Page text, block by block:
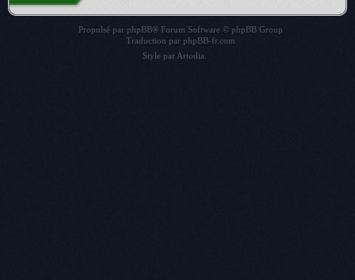
Propulsé par phpBB® Forum Software © phpBB Group
Traduction par phpBB-fr.com
Style par Artodia